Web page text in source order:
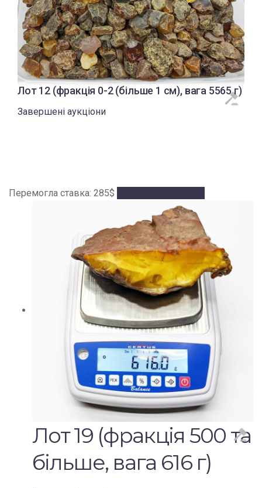
Лот 12 (фракція 0-2 (більше 1 см), вага 5565 г)
Завершені аукціони
Перемогла ставка: 285$
Лот 19 (фракція 500 та
більше, вага 616 г)